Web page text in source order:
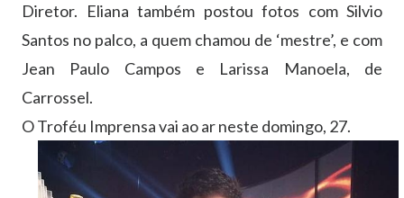
Diretor. Eliana também postou fotos com Silvio
Santos no palco, a quem chamou de ‘mestre’, e com
Jean Paulo Campos e Larissa Manoela, de
Carrossel.
O Troféu Imprensa vai ao ar neste domingo, 27.